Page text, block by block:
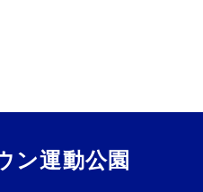
ン運動公園